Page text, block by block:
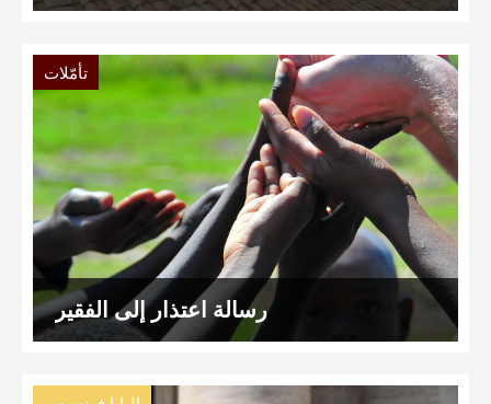
تأمّلات
رسالة اعتذار إلى الفقير